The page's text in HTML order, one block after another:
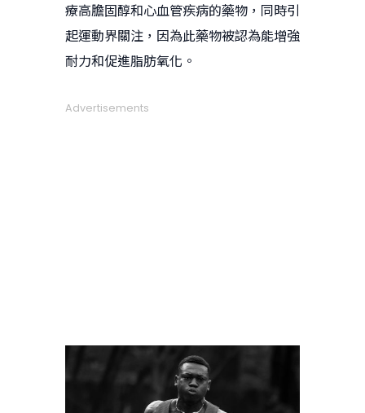
療高膽固醇和心血管疾病的藥物，同時引
起運動界關注，因為此藥物被認為能增強
耐力和促進脂肪氧化。
Advertisements